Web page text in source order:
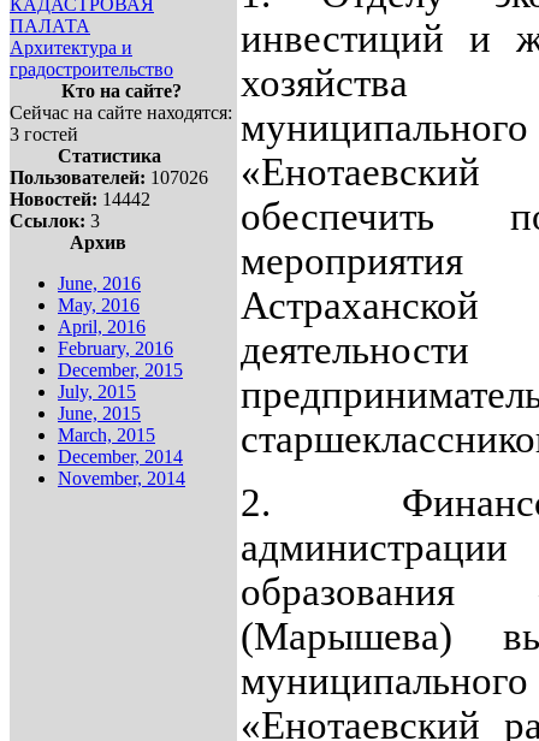
КАДАСТРОВАЯ
ПАЛАТА
Архитектура и
градостроительство
Кто на сайте?
Сейчас на сайте находятся:
3 гостей
Статистика
Пользователей: 107026
Новостей: 14442
Ссылок: 3
Архив
June, 2016
May, 2016
April, 2016
February, 2016
December, 2015
July, 2015
June, 2015
March, 2015
December, 2014
November, 2014
инвестиций и
обеспечить
2.
образования
(Марышева)
«Енотаевский